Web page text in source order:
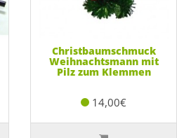
Christbaumschmuck
Weihnachtsmann mit
Pilz zum Klemmen
14,00€